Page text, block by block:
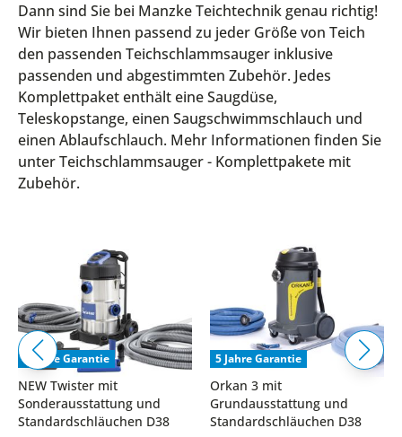
Dann sind Sie bei Manzke Teichtechnik genau richtig!
Wir bieten Ihnen passend zu jeder Größe von Teich
den passenden Teichschlammsauger inklusive
passenden und abgestimmten Zubehör. Jedes
Komplettpaket enthält eine Saugdüse,
Teleskopstange, einen Saugschwimmschlauch und
einen Ablaufschlauch. Mehr Informationen finden Sie
unter Teichschlammsauger - Komplettpakete mit
Zubehör.
5 Jahre Garantie
NEW Twister mit
Sonderausstattung und
Standardschläuchen D38
5 Jahre Garantie
Orkan 3 mit
Grundausstattung und
Standardschläuchen D38